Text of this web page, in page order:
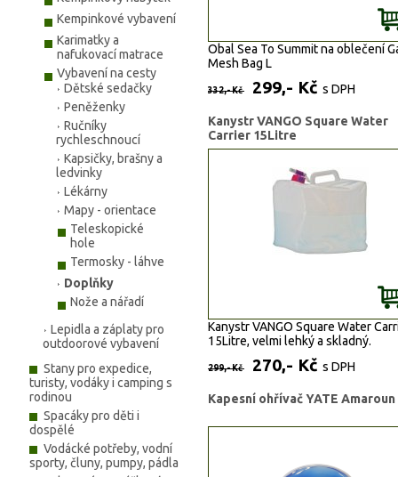
Kempinkové vybavení
Karimatky a
nafukovací matrace
Vybavení na cesty
Dětské sedačky
Peněženky
Ručníky
rychleschnoucí
Kapsičky, brašny a
ledvinky
Lékárny
Mapy - orientace
Teleskopické
hole
Termosky - láhve
Doplňky
Nože a nářadí
Lepidla a záplaty pro
outdoorové vybavení
Stany pro expedice,
turisty, vodáky i camping s
rodinou
Spacáky pro děti i
dospělé
Vodácké potřeby, vodní
sporty, čluny, pumpy, pádla
Obal Sea To Summit na oblečení
Mesh Bag L
332,- Kč 299,- Kč s DPH
Kanystr VANGO Square Water
Carrier 15Litre
Kanystr VANGO Square Water
15Litre, velmi lehký a skladný.
299,- Kč 270,- Kč s DPH
Kapesní ohřívač YATE Amaroun